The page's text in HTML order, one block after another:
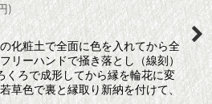
)
化粧土で全面に色を入れてから全
リーハンドで掻き落とし（線刻）
くろで成形してから縁を輪花に変
草色で裏と縁取り新納を付けて、